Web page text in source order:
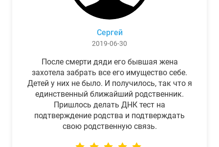
Сергей
2019-06-30
После смерти дяди его бывшая жена
захотела забрать все его имущество себе.
Детей у них не было. И получилось, так что я
единственный ближайший родственник.
Пришлось делать ДНК тест на
подтверждение родства и подтверждать
свою родственную связь.